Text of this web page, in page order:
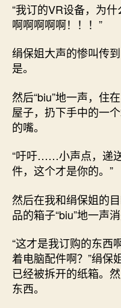
“我订的VR设备，为
啊啊啊啊啊！！！”
绢保姐大声的惨叫传
是。
然后“biu”地一声，住
屋子，扔下手中的一
的嘴。
“吁吁……小声点，递
件，这个才是你的。”
然后在我和绢保姐的
品的箱子“biu”地一声
“这才是我订购的东
着电脑配件啊？”绢保
已经被拆开的纸箱。
东西。